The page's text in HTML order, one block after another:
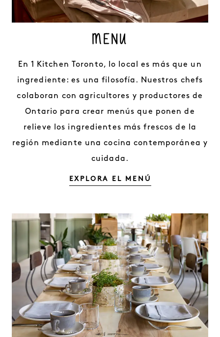
MENÚ
En 1 Kitchen Toronto, lo local es más que un
ingrediente: es una filosofía. Nuestros chefs
colaboran con agricultores y productores de
Ontario para crear menús que ponen de
relieve los ingredientes más frescos de la
región mediante una cocina contemporánea y
cuidada.
EXPLORA EL MENÚ